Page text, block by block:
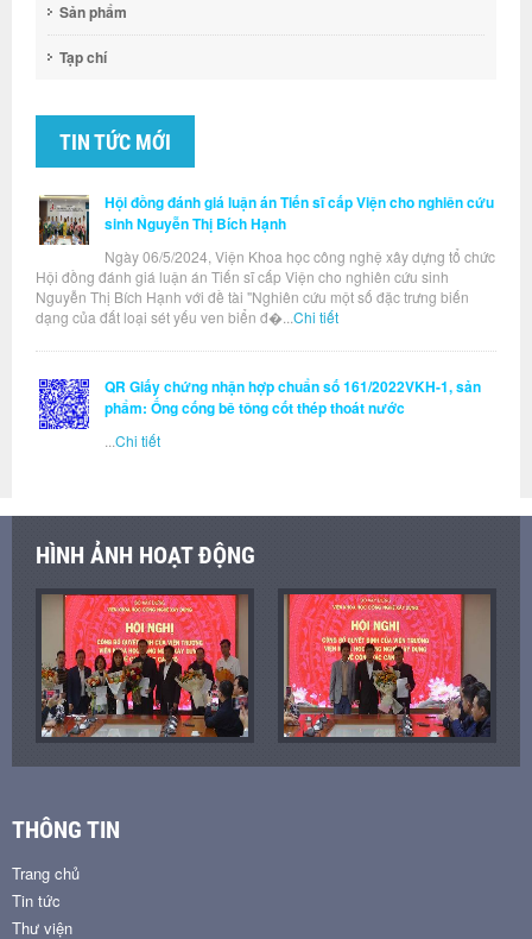
Sản phẩm
Tạp chí
TIN TỨC MỚI
Hội đồng đánh giá luận án Tiến sĩ cấp Viện cho nghiên cứu
sinh Nguyễn Thị Bích Hạnh
Ngày 06/5/2024, Viện Khoa học công nghệ xây dựng tổ chức
Hội đồng đánh giá luận án Tiến sĩ cấp Viện cho nghiên cứu sinh
Nguyễn Thị Bích Hạnh với đề tài "Nghiên cứu một số đặc trưng biến
dạng của đất loại sét yếu ven biển đ�... Chi tiết
QR Giấy chứng nhận hợp chuẩn số 161/2022VKH-1, sản
phẩm: Ống cống bê tông cốt thép thoát nước
Chi tiết
HÌNH ẢNH HOẠT ĐỘNG
THÔNG TIN
Trang chủ
Tin tức
Thư viện